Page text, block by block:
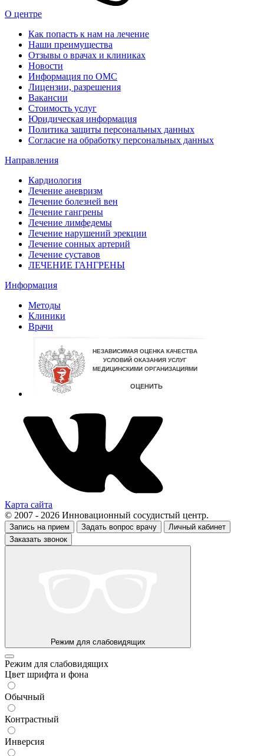
О центре
Как попасть к нам на лечение
Наши преимущества
Отзывы о врачах и клиниках
Новости
Информация по ОМС
Лицензии, разрешения
Вакансии
Стоимость услуг
Юридическая информация
Политика защиты персональных данных
Согласие на обработку персональных данных
Направления
Кардиология
Лечение аневризм
Лечение болезней вен
Лечение гангрены
Лечение лимфедемы
Лечение нарушений эрекции
Лечение сонных артерий
Лечение суставов
ЛЕЧЕНИЕ ГАНГРЕНЫ
Информация
Методы
Клиники
Врачи
Карта сайта
© 2007 - 2026 Инновационный сосудистый центр.
Запись на прием Задать вопрос врачу
Личный кабинет
Заказать звонок
Режим для слабовидящих
Режим для слабовидящих
Цвет шрифта и фона
Обычный
Контрастный
Инверсия